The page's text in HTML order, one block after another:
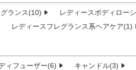
ランス(10) レディースボディロー
レディースフレグランス系ヘアケア(1)
ィフューザー(6) キャンドル(3)